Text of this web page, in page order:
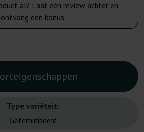
al? Laat een review achter en
ontvang een bonus.
Type variëteit:
Gefeminiseerd